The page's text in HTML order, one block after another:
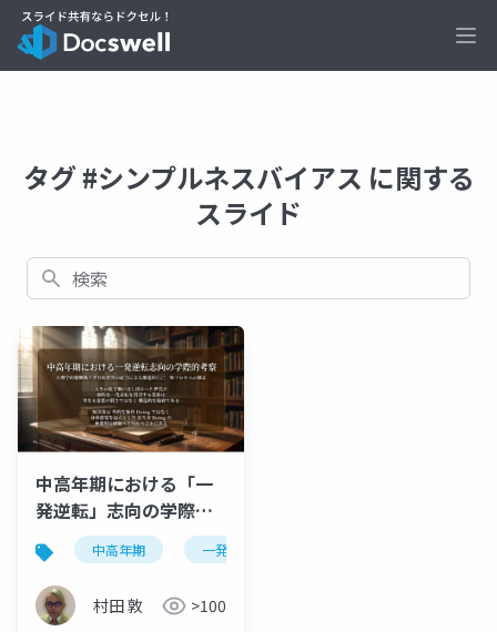
タグ #シンプルネスバイアス に関する
スライド
検索
中高年期における「一
発逆転」志向の学際的
考察：心理学的報酬系
と実存的変容の統合に
よる漸進的「自己一
致」プロセスの探求
中高年期 一発逆転志向
村田 敦 >100